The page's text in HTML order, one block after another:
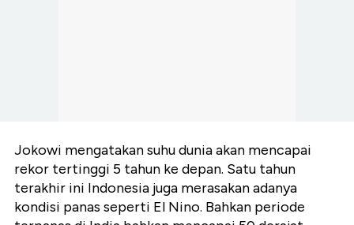
Jokowi mengatakan suhu dunia akan mencapai
rekor tertinggi 5 tahun ke depan. Satu tahun
terakhir ini Indonesia juga merasakan adanya
kondisi panas seperti El Nino. Bahkan periode